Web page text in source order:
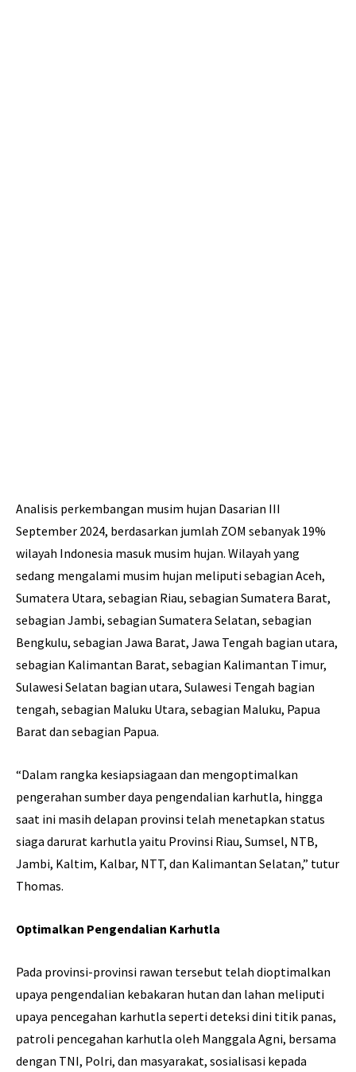
Analisis perkembangan musim hujan Dasarian III
September 2024, berdasarkan jumlah ZOM sebanyak 19%
wilayah Indonesia masuk musim hujan. Wilayah yang
sedang mengalami musim hujan meliputi sebagian Aceh,
Sumatera Utara, sebagian Riau, sebagian Sumatera Barat,
sebagian Jambi, sebagian Sumatera Selatan, sebagian
Bengkulu, sebagian Jawa Barat, Jawa Tengah bagian utara,
sebagian Kalimantan Barat, sebagian Kalimantan Timur,
Sulawesi Selatan bagian utara, Sulawesi Tengah bagian
tengah, sebagian Maluku Utara, sebagian Maluku, Papua
Barat dan sebagian Papua.
“Dalam rangka kesiapsiagaan dan mengoptimalkan
pengerahan sumber daya pengendalian karhutla, hingga
saat ini masih delapan provinsi telah menetapkan status
siaga darurat karhutla yaitu Provinsi Riau, Sumsel, NTB,
Jambi, Kaltim, Kalbar, NTT, dan Kalimantan Selatan,” tutur
Thomas.
Optimalkan Pengendalian Karhutla
Pada provinsi-provinsi rawan tersebut telah dioptimalkan
upaya pengendalian kebakaran hutan dan lahan meliputi
upaya pencegahan karhutla seperti deteksi dini titik panas,
patroli pencegahan karhutla oleh Manggala Agni, bersama
dengan TNI, Polri, dan masyarakat, sosialisasi kepada